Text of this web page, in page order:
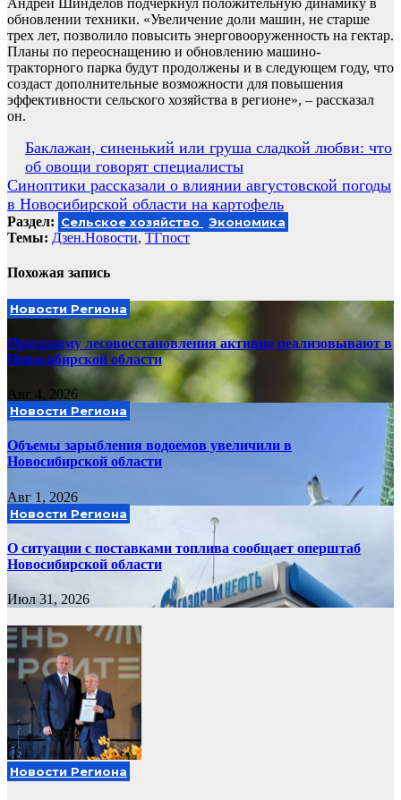
Андрей Шинделов подчеркнул положительную динамику в
обновлении техники. «Увеличение доли машин, не старше
трех лет, позволило повысить энерговооруженность на гектар.
Планы по переоснащению и обновлению машино-
тракторного парка будут продолжены и в следующем году, что
создаст дополнительные возможности для повышения
эффективности сельского хозяйства в регионе», – рассказал
он.
Навигация
по
записям
Баклажан, синенький или груша сладкой любви: что
об овощи говорят специалисты
Синоптики рассказали о влиянии августовской погоды
в Новосибирской области на картофель
Раздел: Сельское хозяйство Экономика
Темы: Дзен.Новости, ТГпост
Похожая запись
Новости Региона
Программу лесовосстановления активно реализовывают в
Новосибирской области
Авг 4, 2026
Новости Региона
Объемы зарыбления водоемов увеличили в
Новосибирской области
Авг 1, 2026
Новости Региона
О ситуации с поставками топлива сообщает оперштаб
Новосибирской области
Июл 31, 2026
Новости Региона